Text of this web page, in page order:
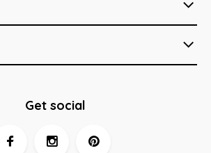
Get social